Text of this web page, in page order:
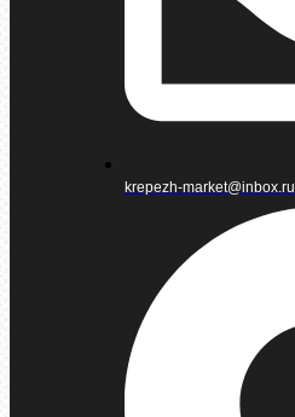
krepezh-market@inbox.ru